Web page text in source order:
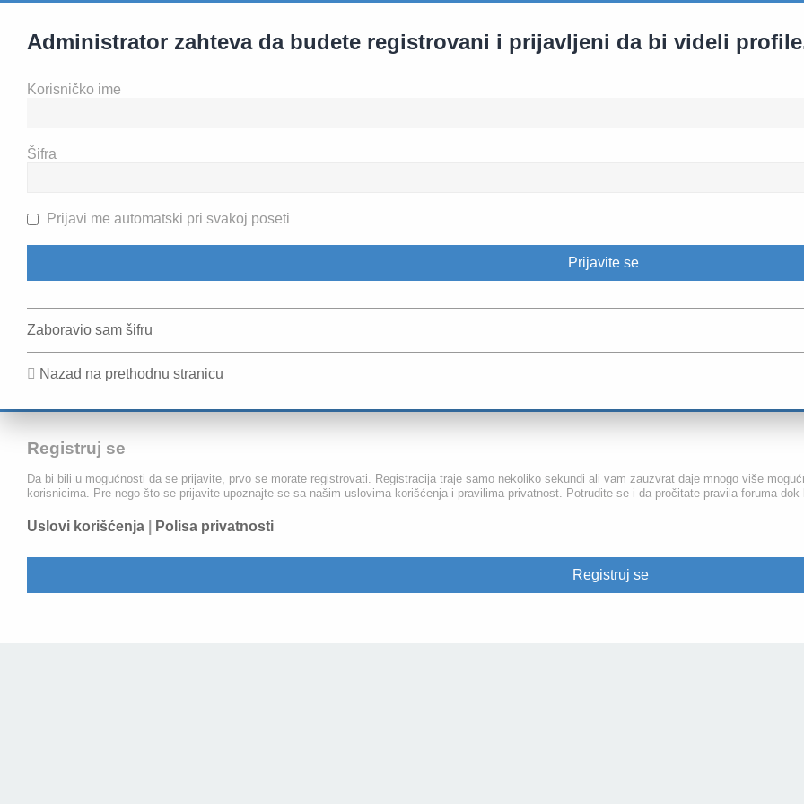
Administrator zahteva da budete registrovani i prijavljeni da bi videli
Korisničko ime
Šifra
Prijavi me automatski pri svakoj poseti
Zaboravio sam šifru
Nazad na prethodnu stranicu
Registruj se
Da bi bili u mogućnosti da se prijavite, prvo se morate registrovati. Registracija traje samo nekoliko sekundi ali vam zauzvrat daje mnogo više
korisnicima. Pre nego što se prijavite upoznajte se sa našim uslovima korišćenja i pravilima privatnost. Potrudite se i da pročitate pravila foruma dok
Uslovi korišćenja Polisa privatnosti
Registruj se